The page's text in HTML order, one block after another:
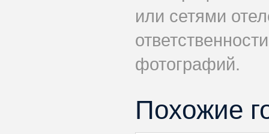
или сетями
фотографий.
Похожие